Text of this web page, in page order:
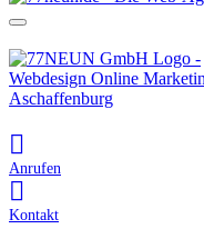
Anrufen
Kontakt